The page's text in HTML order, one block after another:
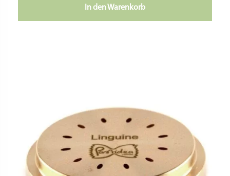
In den Warenkorb